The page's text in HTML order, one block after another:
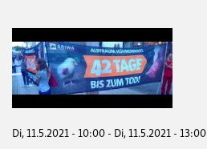
Di, 11.5.2021 - 10:00- Di, 11.5.2021 - 13:00